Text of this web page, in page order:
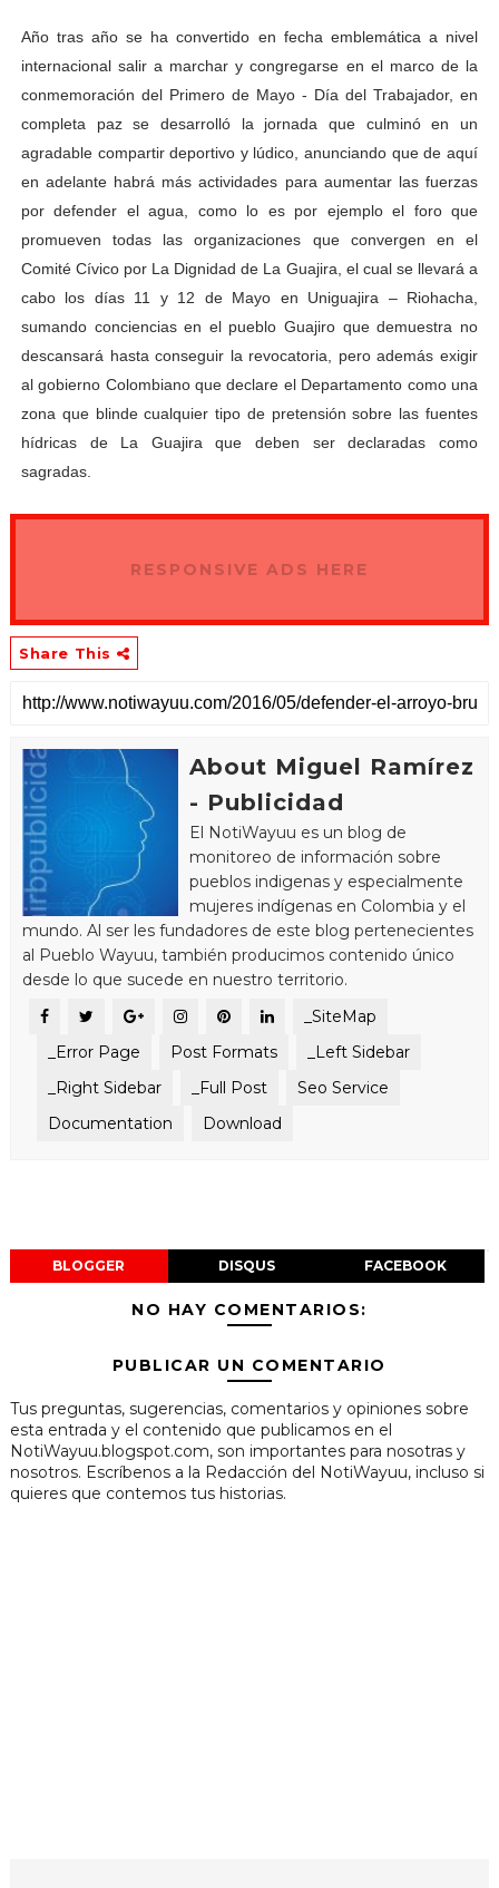
Año tras año se ha convertido en fecha emblemática a nivel
internacional salir a marchar y congregarse en el marco de la
conmemoración del Primero de Mayo - Día del Trabajador, en
completa paz se desarrolló la jornada que culminó en un
agradable compartir deportivo y lúdico, anunciando que de aquí
en adelante habrá más actividades para aumentar las fuerzas
por defender el agua, como lo es por ejemplo el foro que
promueven todas las organizaciones que convergen en el
Comité Cívico por La Dignidad de La Guajira, el cual se llevará a
cabo los días 11 y 12 de Mayo en Uniguajira – Riohacha,
sumando conciencias en el pueblo Guajiro que demuestra no
descansará hasta conseguir la revocatoria, pero además exigir
al gobierno Colombiano que declare el Departamento como una
zona que blinde cualquier tipo de pretensión sobre las fuentes
hídricas de La Guajira que deben ser declaradas como
sagradas.
RESPONSIVE ADS HERE
Share This
About Miguel Ramírez
- Publicidad
El NotiWayuu es un blog de
monitoreo de información sobre
pueblos indigenas y especialmente
mujeres indígenas en Colombia y el
mundo. Al ser les fundadores de este blog pertenecientes
al Pueblo Wayuu, también producimos contenido único
desde lo que sucede en nuestro territorio.
_SiteMap
_Error Page
Post Formats
_Left Sidebar
_Right Sidebar
_Full Post
Seo Service
Documentation
Download
BLOGGER DISQUS FACEBOOK
NO HAY COMENTARIOS:
PUBLICAR UN COMENTARIO
Tus preguntas, sugerencias, comentarios y opiniones sobre
esta entrada y el contenido que publicamos en el
NotiWayuu.blogspot.com, son importantes para nosotras y
nosotros. Escríbenos a la Redacción del NotiWayuu, incluso si
quieres que contemos tus historias.